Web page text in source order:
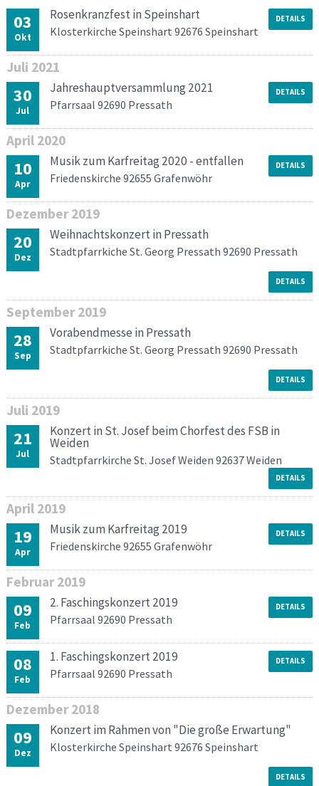
03
Okt
Rosenkranzfest in Speinshart
Klosterkirche Speinshart 92676 Speinshart
DETAILS
Juli 2021
30
Jul
Jahreshauptversammlung 2021
Pfarrsaal 92690 Pressath
DETAILS
April 2020
10
Apr
Musik zum Karfreitag 2020 - entfallen
Friedenskirche 92655 Grafenwöhr
DETAILS
Dezember 2019
20
Dez
Weihnachtskonzert in Pressath
Stadtpfarrkiche St. Georg Pressath 92690 Pressath
DETAILS
September 2019
28
Sep
Vorabendmesse in Pressath
Stadtpfarrkiche St. Georg Pressath 92690 Pressath
DETAILS
Juli 2019
21
Jul
Konzert in St. Josef beim Chorfest des FSB in
Weiden
Stadtpfarrkirche St. Josef Weiden 92637 Weiden
DETAILS
April 2019
19
Apr
Musik zum Karfreitag 2019
Friedenskirche 92655 Grafenwöhr
DETAILS
Februar 2019
09
Feb
2. Faschingskonzert 2019
Pfarrsaal 92690 Pressath
DETAILS
08
Feb
1. Faschingskonzert 2019
Pfarrsaal 92690 Pressath
DETAILS
Dezember 2018
09
Dez
Konzert im Rahmen von "Die große Erwartung"
Klosterkirche Speinshart 92676 Speinshart
DETAILS